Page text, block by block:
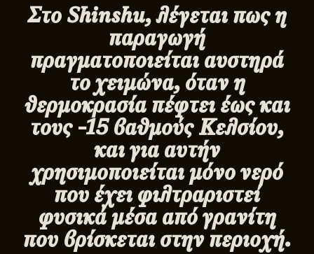
Στο Shinshu, λέγεται πως η
παραγωγή
πραγματοποιείται αυστηρά
το χειμώνα, όταν η
θερμοκρασία πέφτει έως και
τους -15 βαθμούς Κελσίου,
και για αυτήν
χρησιμοποιείται μόνο νερό
που έχει φιλτραριστεί
φυσικά μέσα από γρανίτη
που βρίσκεται στην περιοχή.